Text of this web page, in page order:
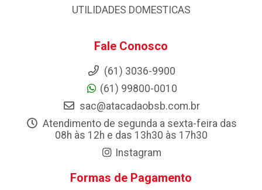
UTILIDADES DOMESTICAS
Fale Conosco
(61) 3036-9900
(61) 99800-0010
sac@atacadaobsb.com.br
Atendimento de segunda a sexta-feira das
08h às 12h e das 13h30 às 17h30
Instagram
Formas de Pagamento